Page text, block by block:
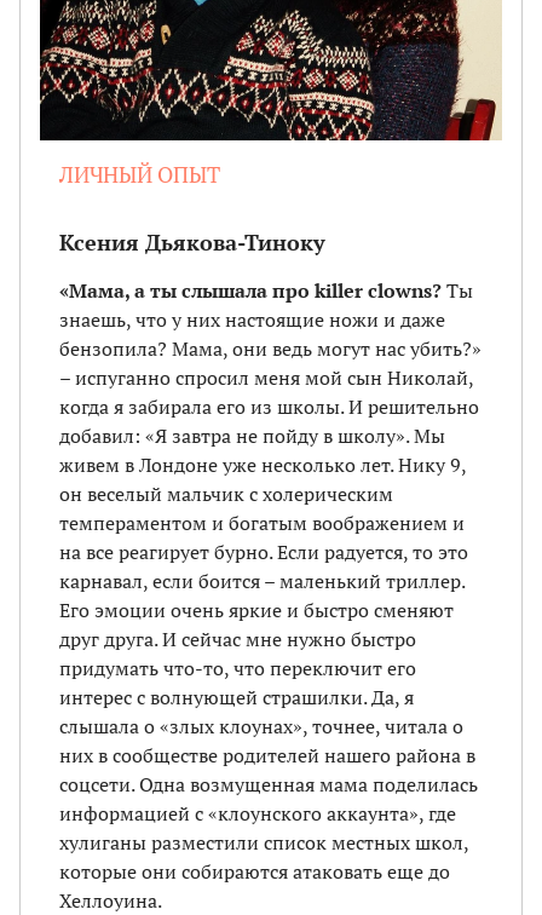
ЛИЧНЫЙ ОПЫТ
Ксения Дьякова-Тиноку
«Мама, а ты слышала про killer clowns?Ты
знаешь, что у них настоящие ножи и даже
бензопила? Мама, они ведь могут нас убить?»
– испуганно спросил меня мой сын Николай,
когда я забирала его из школы. И решительно
добавил: «Я завтра не пойду в школу». Мы
живем в Лондоне уже несколько лет. Нику 9,
он веселый мальчик с холерическим
темпераментом и богатым воображением и
на все реагирует бурно. Если радуется, то это
карнавал, если боится – маленький триллер.
Его эмоции очень яркие и быстро сменяют
друг друга. И сейчас мне нужно быстро
придумать что-то, что переключит его
интерес с волнующей страшилки. Да, я
слышала о «злых клоунах», точнее, читала о
них в сообществе родителей нашего района в
соцсети. Одна возмущенная мама поделилась
информацией с «клоунского аккаунта», где
хулиганы разместили список местных школ,
которые они собираются атаковать еще до
Хеллоуина.